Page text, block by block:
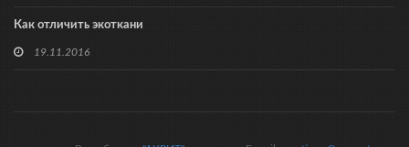
Как отличить экоткани
19.11.2016